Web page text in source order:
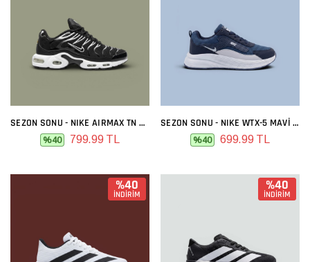
SEZON SONU - NIKE AIRMAX TN SIYAH BEYAZ
%40 799.99 TL
SEZON SONU - NIKE WTX-5 MAVI BEYAZ
%40 699.99 TL
%40
İNDİRİM
%40
İNDİRİM